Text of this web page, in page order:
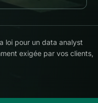
loi pour un data analyst
exigée par vos clients,